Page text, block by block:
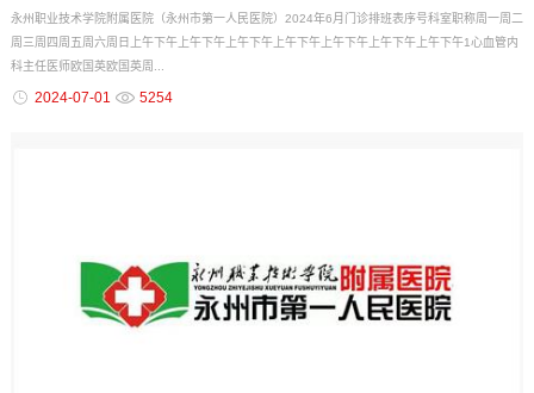
永州职业技术学院附属医院（永州市第一人民医院）2024年6月门诊排班表序号科室职称周一周二
周三周四周五周六周日上午下午上午下午上午下午上午下午上午下午上午下午上午下午1心血管内
科主任医师欧国英欧国英周...
2024-07-01 5254